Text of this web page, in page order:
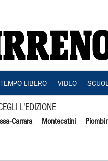
TEMPO LIBERO VIDEO
L'EDIZIONE
Carrara Montecatini